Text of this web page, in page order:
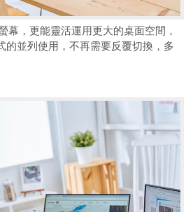
幕，更能靈活運用更大的桌面空間，
的並列使用，不再需要反覆切換，多